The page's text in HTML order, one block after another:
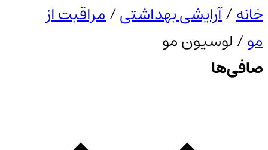
خانه/آرایشی بهداشتی/مراقبت از
مو/ لوسیون مو
صافی‌ها